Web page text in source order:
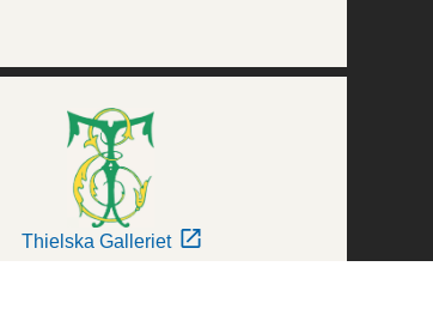
Thielska Galleriet